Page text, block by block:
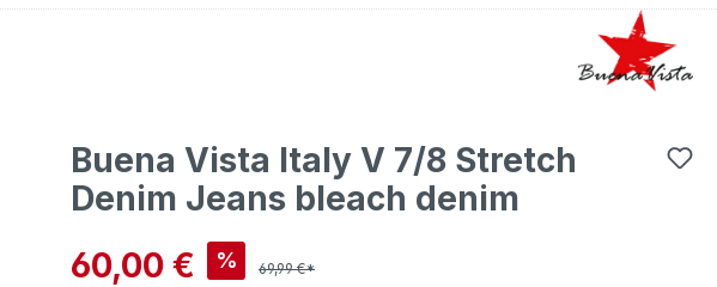
Buena Vista Italy V 7/8 Stretch
Denim Jeans bleach denim
Verkaufspreis:
60,00 € %
69,99 €*